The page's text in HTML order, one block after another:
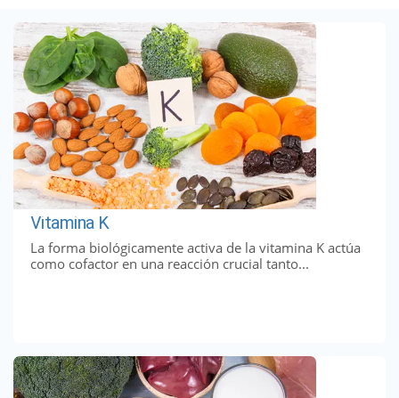
Vitamina K
La forma biológicamente activa de la vitamina K actúa
como cofactor en una reacción crucial tanto...